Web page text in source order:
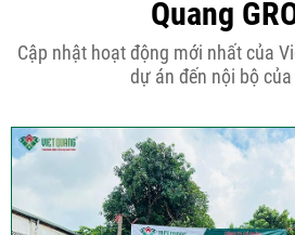
Những điều
phố 5...
Cập nhật
tầng...
Quang
Cập nhật hoạt động mới nhất của
dự án đến nội bộ